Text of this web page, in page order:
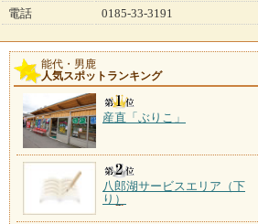
電話
0185-33-3191
能代・男鹿
人気スポットランキング
産直「ぶりこ」
八郎湖サービスエリア（下
り）